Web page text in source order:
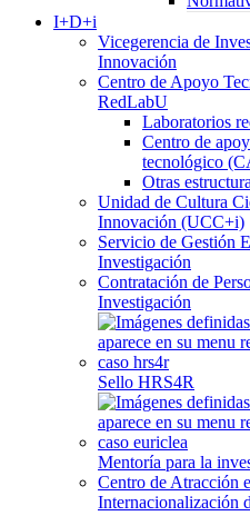
I+D+i
Vicegerencia de
Innovación
Centro de Apoyo
RedLabU
Laboratorios
Centro de
tecnológico
Otras
Unidad de Cultura
Innovación (UCC+i)
Servicio de Gestión
Investigación
Contratación de
Investigación
Sello HRS4R
Mentoría para la
Centro de Atracción e
Internacionalización